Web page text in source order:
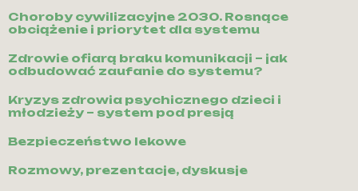
Choroby cywilizacyjne 2030. Rosnące
obciążenie i priorytet dla systemu
Zdrowie ofiarą braku komunikacji – jak
odbudować zaufanie do systemu?
Kryzys zdrowia psychicznego dzieci i
młodzieży – system pod presją
Bezpieczeństwo lekowe
Rozmowy, prezentacje, dyskusje